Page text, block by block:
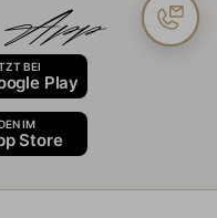
App
BEI
Play
IM
Store